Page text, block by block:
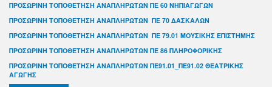
ΠΡΟΣΩΡΙΝΗ ΤΟΠΟΘΕΤΗΣΗ ΑΝΑΠΛΗΡΩΤΩΝ ΠΕ 60 ΝΗΠΙΑΓΩΓΩΝ
ΠΡΟΣΩΡΙΝΗ ΤΟΠΟΘΕΤΗΣΗ ΑΝΑΠΛΗΡΩΤΩΝ ΠΕ 70 ΔΑΣΚΑΛΩΝ
ΠΡΟΣΩΡΙΝΗ ΤΟΠΟΘΕΤΗΣΗ ΑΝΑΠΛΗΡΩΤΩΝ ΠΕ 79.01 ΜΟΥΣΙΚΗΣ ΕΠΙΣΤΗΜΗΣ
ΠΡΟΣΩΡΙΝΗ ΤΟΠΟΘΕΤΗΣΗ ΑΝΑΠΛΗΡΩΤΩΝ ΠΕ 86 ΠΛΗΡΟΦΟΡΙΚΗΣ
ΠΡΟΣΩΡΙΝΗ ΤΟΠΟΘΕΤΗΣΗ ΑΝΑΠΛΗΡΩΤΩΝ ΠΕ91.01_ΠΕ91.02 ΘΕΑΤΡΙΚΗΣ
ΑΓΩΓΗΣ